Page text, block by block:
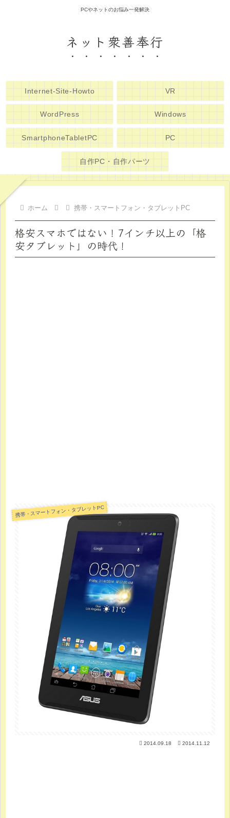
PCやネットのお悩み一発解決
ネット衆善奉行
Internet-Site-Howto VR
WordPress Windows
SmartphoneTabletPC PC
自作PC・自作パーツ
ホーム 携帯・スマートフォン・タブレットPC
格安スマホではない！7インチ以上の「格
安タブレット」の時代！
携帯・スマートフォン・タブレットPC
2014.09.18 2014.11.12